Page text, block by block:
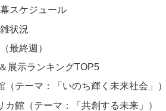
スケジュール
状況
最終週）
展示ランキングTOP5
（テーマ：「いのち輝く未来社会」）
カ館（テーマ：「共創する未来」）